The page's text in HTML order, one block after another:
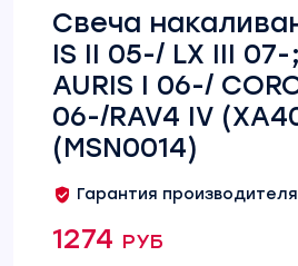
Свеча
IS II 05-/ LX III 07-
AURIS I 06-/
06-/RAV4 IV
(MSN0014)
Гарантия производителя
1274 руб